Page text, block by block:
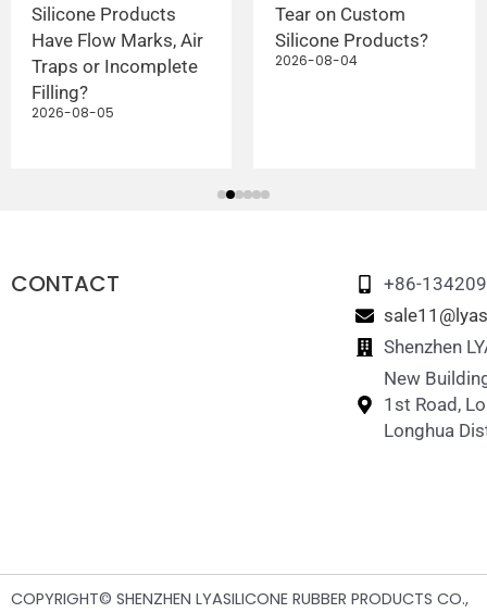
Silicone Products
Have Flow Marks, Air
Traps or Incomplete
Filling?
2026-08-05
Tear on Custom
Silicone Products?
2026-08-04
CONTACT
+86-
Shenzhen
New
1st Road,
Longhua
COPYRIGHT© SHENZHEN LYASILICONE RUBBER PRODUCTS CO.,